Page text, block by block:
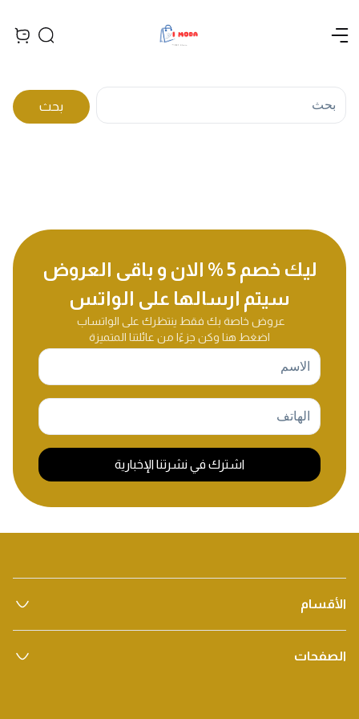
Open menu
Search
bag
بحث
ليك خصم 5 % الان و باقى العروض
سيتم ارسالها على الواتس
اضغط هنا وكن جزءًا من عائلتنا المتميزة
اشترك في نشرتنا الإخبارية
الأقسام
الصفحات